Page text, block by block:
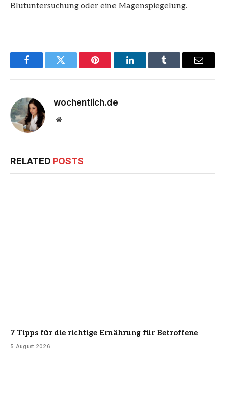
Blutuntersuchung oder eine Magenspiegelung.
FacebookTwitter Pinterest LinkedInTumblr Email
wochentlich.de
Website
RELATED POSTS
7 Tipps für die richtige Ernährung für Betroffene
5 August 2026